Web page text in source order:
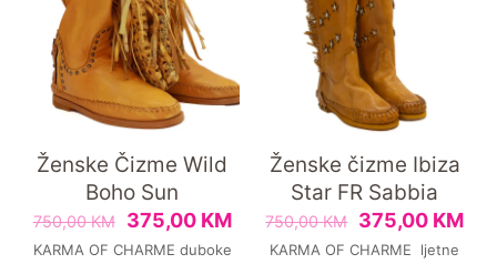
Ženske Čizme Wild
Boho Sun
750,00KM 375,00 KM
KARMA OF CHARME duboke
Ženske čizme Ibiza
Star FR Sabbia
750,00KM 375,00 KM
KARMA OF CHARME ljetne